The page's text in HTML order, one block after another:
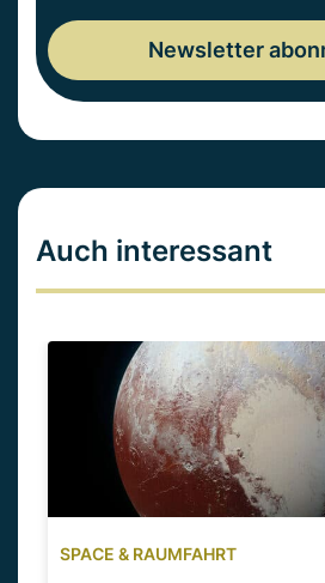
Auch interessant
SPACE & RAUMFAHRT